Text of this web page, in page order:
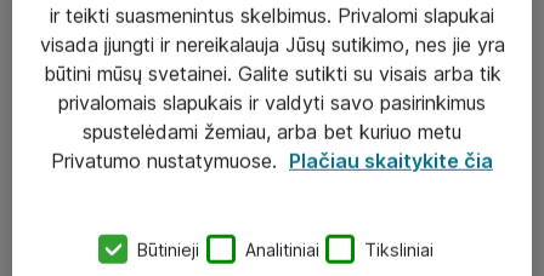
Sprendimai
Įgyvendinti projektai
Atea ekspertų patarimai verslui
eShop@atea.lt
ir teikti suasmenintus skelbimus. Privalomi slapukai
visada įjungti ir nereikalauja Jūsų sutikimo, nes jie yra
būtini mūsų svetainei. Galite sutikti su visais arba tik
privalomais slapukais ir valdyti savo pasirinkimus
spustelėdami žemiau, arba bet kuriuo metu
Privatumo nustatymuose. Plačiau skaitykite čia
Būtinieji Analitiniai Tiksliniai